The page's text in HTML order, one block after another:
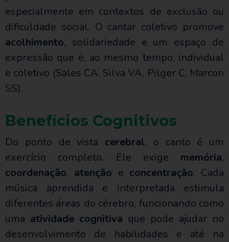
especialmente em contextos de exclusão ou
dificuldade social. O cantar coletivo promove
acolhimento, solidariedade e um espaço de
expressão que é, ao mesmo tempo, individual
e coletivo (Sales CA, Silva VA, Pilger C, Marcon
SS).
Benefícios Cognitivos
Do ponto de vista cerebral, o canto é um
exercício completo. Ele exige memória,
coordenação, atenção e concentração. Cada
música aprendida e interpretada estimula
diferentes áreas do cérebro, funcionando como
uma atividade cognitiva que pode ajudar no
desenvolvimento de habilidades e até na